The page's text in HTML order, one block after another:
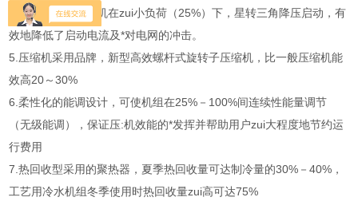
4.各制冷系统压缩机在zui小负荷（25%）下，星转三角降压启动，有
效地降低了启动电流及*对电网的冲击。
5.压缩机采用品牌，新型高效螺杆式旋转子压缩机，比一般压缩机能
效高20～30%
6.柔性化的能调设计，可使机组在25%－100%间连续性能量调节
（无级能调），保证压:机效能的*发挥并帮助用户zui大程度地节约运
行费用
7.热回收型采用的聚热器，夏季热回收量可达制冷量的30%－40%，
工艺用冷水机组冬季使用时热回收量zui高可达75%